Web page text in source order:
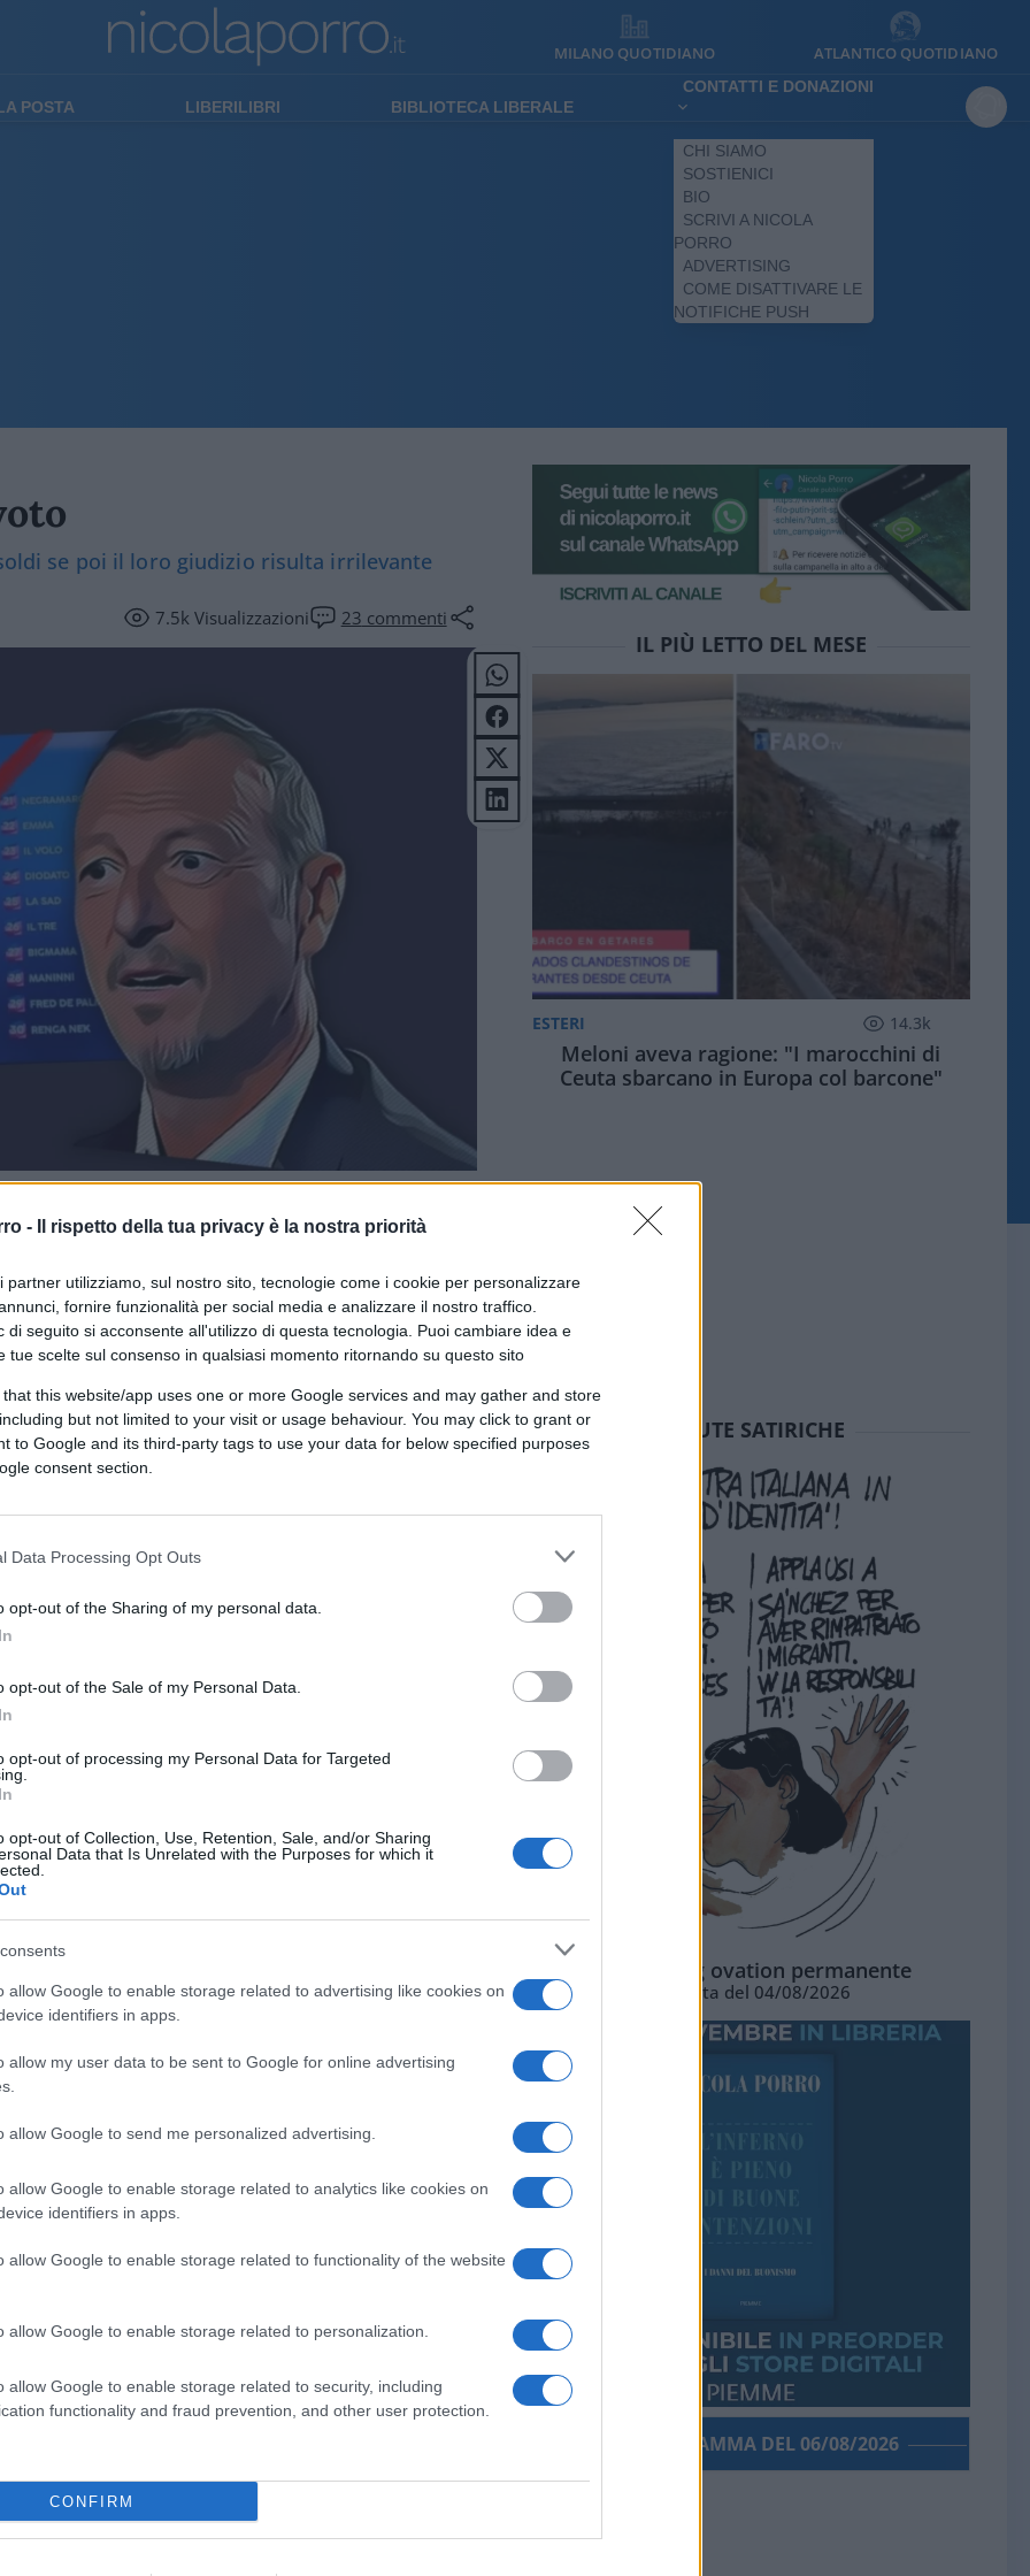
- Il rispetto della tua privacy è la nostra priorità
partner utilizziamo, sul nostro sito, tecnologie come i cookie per personalizzare
fornire funzionalità per social media e analizzare il nostro traffico.
di seguito si acconsente all'utilizzo di questa tecnologia. Puoi cambiare idea e
tue scelte sul consenso in qualsiasi momento ritornando su questo sito
that this website/app uses one or more Google services and may gather and store
but not limited to your visit or usage behaviour. You may click to grant or
to Google and its third-party tags to use your data for below specified purposes
consent section.
Data Processing Opt Outs
opt-out of the Sharing of my personal data.
opt-out of the Sale of my Personal Data.
opt-out of processing my Personal Data for Targeted
opt-out of Collection, Use, Retention, Sale, and/or Sharing
Data that Is Unrelated with the Purposes for which it
allow Google to enable storage related to advertising like cookies on
identifiers in apps.
allow my user data to be sent to Google for online advertising
allow Google to send me personalized advertising.
allow Google to enable storage related to analytics like cookies on
identifiers in apps.
allow Google to enable storage related to functionality of the website
allow Google to enable storage related to personalization.
allow Google to enable storage related to security, including
functionality and fraud prevention, and other user protection.
CONFIRM
MILANO QUOTIDIANO ATLANTICO QUOTIDIANO
POSTA LIBERILIBRI BIBLIOTECA LIBERALE
CONTATTI E DONAZIONI
CHI SIAMO
SOSTIENICI
BIO
SCRIVI A NICOLA
PORRO
ADVERTISING
COME DISATTIVARE LE
NOTIFICHE PUSH
se poi il loro giudizio risulta irrilevante
7.5kVisualizzazioni 23 commenti
CLICCA QUI
0:00/--:--
non lo sarò mai. Anzi,
totalmente l’esistenza. Lo ammetto. Al
Angelina Mango, essendo da sempre
per cui, non posso certo dire di essere
di questo 74esimo Festival di
altresì qualsivoglia tipo di giudizio
sarei certo la persona più indicata a
a mio modesto avviso non di poco
canzone italiana decreta ogni anno i
che il verdetto finale sia frutto del
(34%), giuria della sala stampa
tuttavia, accade che le tre giurie
loro, tanto che il voto espresso da una
dalle altre due. Una criticità già
si è puntualmente riproposta anche in
suo malgrado, si è visto strappare la
da casa lo avesse acclamato
dei voti, contro appena il 16,1% ottenuto
dunque lealtre due giurie, che hanno
regalando la vittoria ad Angelina
sorgono spontanei: a cosa serve il
IL PIÙ LETTO DEL MESE
ESTERI 14.3k
Meloni aveva ragione: "I marocchini di
Ceuta sbarcano in Europa col barcone"
SEDUTE SATIRICHE
La standing ovation permanente
Vignetta del 04/08/2026
PORROGRAMMA DEL 06/08/2026